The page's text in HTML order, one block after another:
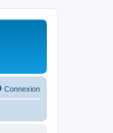
Connexion